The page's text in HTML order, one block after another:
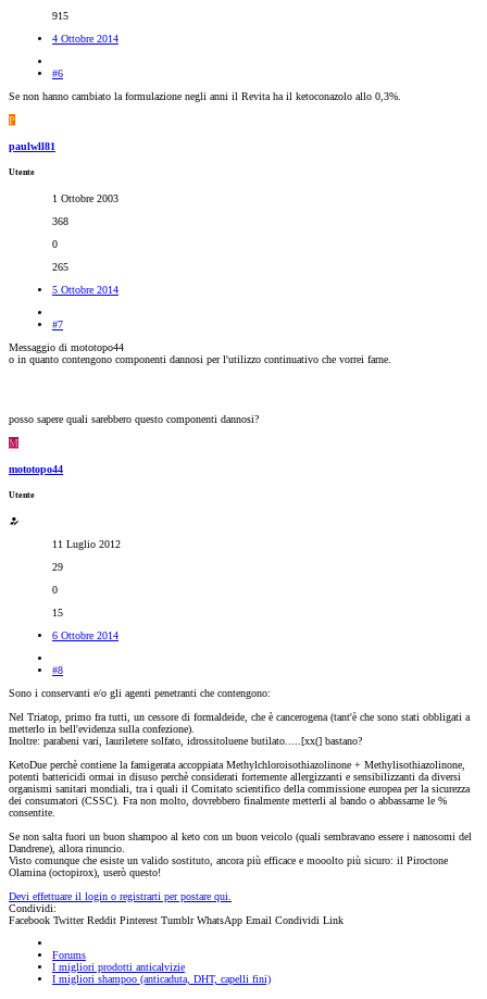
915
4 Ottobre 2014
#6
Se non hanno cambiato la formulazione negli anni il Revita ha il ketoconazolo allo 0,3%.
P
paulwll81
Utente
1 Ottobre 2003
368
0
265
5 Ottobre 2014
#7
Messaggio di mototopo44
o in quanto contengono componenti dannosi per l'utilizzo continuativo che vorrei farne.
posso sapere quali sarebbero questo componenti dannosi?
M
mototopo44
Utente
11 Luglio 2012
29
0
15
6 Ottobre 2014
#8
Sono i conservanti e/o gli agenti penetranti che contengono:
Nel Triatop, primo fra tutti, un cessore di formaldeide, che è cancerogena (tant'è che sono stati obbligati a
metterlo in bell'evidenza sulla confezione).
Inoltre: parabeni vari, lauriletere solfato, idrossitoluene butilato.....[xx(] bastano?
KetoDue perchè contiene la famigerata accoppiata Methylchloroisothiazolinone + Methylisothiazolinone,
potenti battericidi ormai in disuso perchè considerati fortemente allergizzanti e sensibilizzanti da diversi
organismi sanitari mondiali, tra i quali il Comitato scientifico della commissione europea per la sicurezza
dei consumatori (CSSC). Fra non molto, dovrebbero finalmente metterli al bando o abbassarne le %
consentite.
Se non salta fuori un buon shampoo al keto con un buon veicolo (quali sembravano essere i nanosomi del
Dandrene), allora rinuncio.
Visto comunque che esiste un valido sostituto, ancora più efficace e mooolto più sicuro: il Piroctone
Olamina (octopirox), userò questo!
Devi effettuare il login o registrarti per postare qui.
Condividi:
Facebook Twitter Reddit Pinterest Tumblr WhatsApp Email Condividi Link
Forums
I migliori prodotti anticalvizie
I migliori shampoo (anticaduta, DHT, capelli fini)